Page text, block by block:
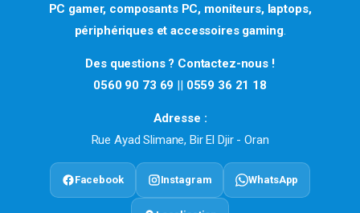
PC gamer, composants PC, moniteurs, laptops,
périphériques et accessoires gaming.
Des questions ? Contactez-nous !
0560 90 73 69 || 0559 36 21 18
Adresse :
Rue Ayad Slimane, Bir El Djir - Oran
Facebook Instagram WhatsApp